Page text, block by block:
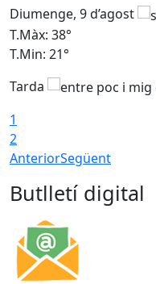
Diumenge, 9 d’agost
T.Màx: 38°
T.Min: 21°
Tarda
1
2
AnteriorSegüent
Butlletí digital